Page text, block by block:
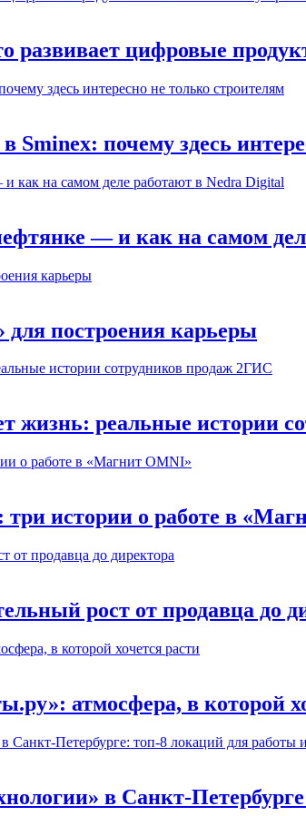
цифровые
почему здесь
— и как на самом
построения карьеры
жизнь: реальные истории
три истории о работе в
рост от продавца до
атмосфера, в которой
в Санкт-